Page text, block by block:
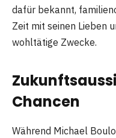
dafür bekannt,
Zeit mit seinen Lieben
wohltätige Zwecke.
Chancen
Während Michael